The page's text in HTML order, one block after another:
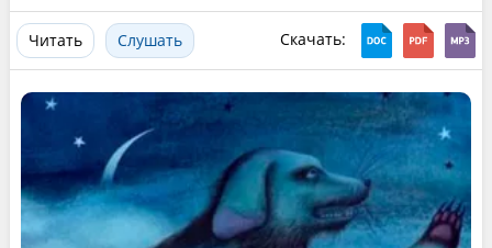
Читать Слушать Скачать: